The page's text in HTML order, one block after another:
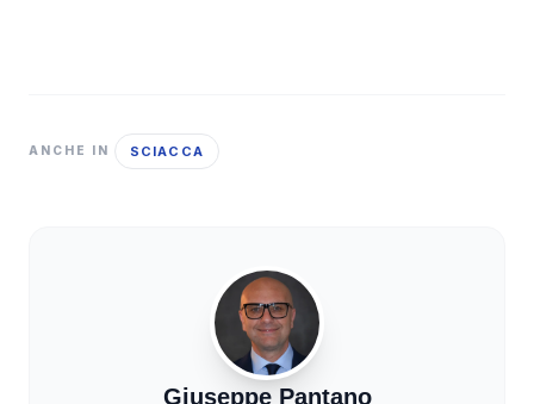
ANCHE IN SCIACCA
Giuseppe Pantano